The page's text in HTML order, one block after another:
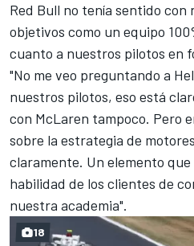
Red Bull no tenía sentido con
objetivos como un equipo
cuanto a nuestros pilotos en
"No me veo preguntando a
nuestros pilotos, eso está
con McLaren tampoco. Pero
sobre la estrategia de
claramente. Un elemento
habilidad de los clientes de
nuestra academia".
18